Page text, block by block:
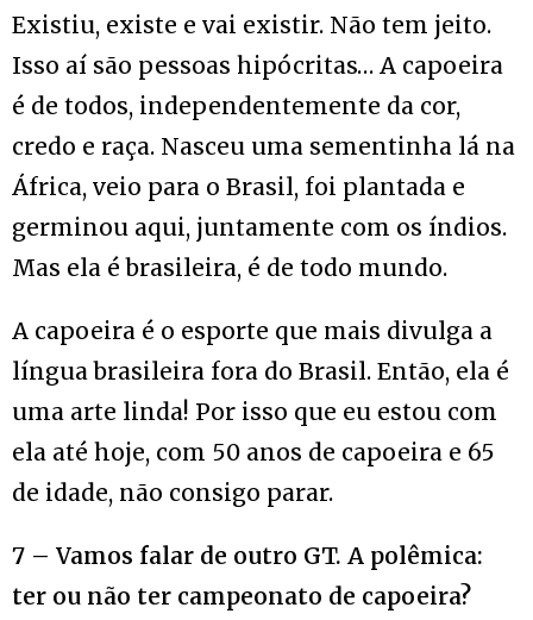
Existiu, existe e vai existir. Não tem jeito.
Isso aí são pessoas hipócritas… A capoeira
é de todos, independentemente da cor,
credo e raça. Nasceu uma sementinha lá na
África, veio para o Brasil, foi plantada e
germinou aqui, juntamente com os índios.
Mas ela é brasileira, é de todo mundo.
A capoeira é o esporte que mais divulga a
língua brasileira fora do Brasil. Então, ela é
uma arte linda! Por isso que eu estou com
ela até hoje, com 50 anos de capoeira e 65
de idade, não consigo parar.
7 – Vamos falar de outro GT. A polêmica:
ter ou não ter campeonato de capoeira?